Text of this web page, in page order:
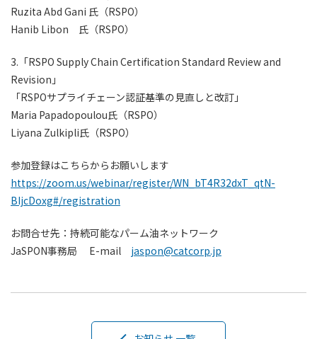
Ruzita Abd Gani 氏（RSPO）
Hanib Libon 氏（RSPO）
3.「RSPO Supply Chain Certification Standard Review and
Revision」
「RSPOサプライチェーン認証基準の見直しと改訂」
Maria Papadopoulou氏（RSPO）
Liyana Zulkipli氏（RSPO）
参加登録はこちらからお願いします
https://zoom.us/webinar/register/WN_bT4R32dxT_qtN-
BIjcDoxg#/registration
お問合せ先：持続可能なパーム油ネットワーク
JaSPON事務局 E-mail jaspon@catcorp.jp